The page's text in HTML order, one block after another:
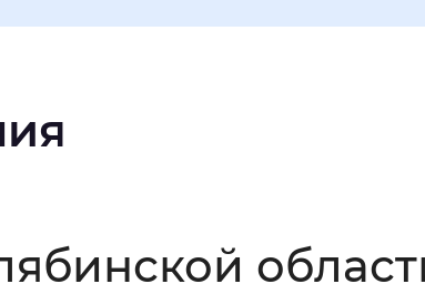
Увеличенный